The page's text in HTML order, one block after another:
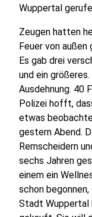
Wuppertal
Zeugen hatten
Feuer von außen
Es gab drei
und ein
Ausdehnung. 40
Polizei hofft,
etwas
gestern Abend.
Remscheidern
sechs Jahren
einem ein
schon
Stadt Wuppertal